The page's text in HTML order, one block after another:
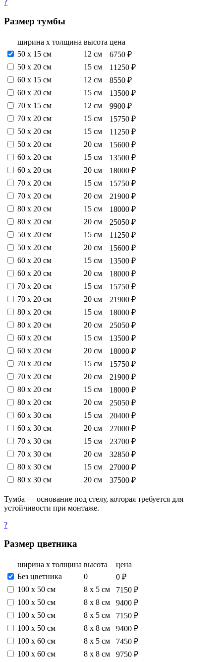
?
Размер тумбы
ширина х толщина высота цена
50 х 15 см
12 см
6750 ₽
50 х 20 см
15 см
11250 ₽
60 х 15 см
12 см
8550 ₽
60 х 20 см
15 см
13500 ₽
70 х 15 см
12 см
9900 ₽
70 х 20 см
15 см
15750 ₽
50 х 20 см
15 см
11250 ₽
50 х 20 см
20 см
15600 ₽
60 х 20 см
15 см
13500 ₽
60 х 20 см
20 см
18000 ₽
70 х 20 см
15 см
15750 ₽
70 х 20 см
20 см
21900 ₽
80 х 20 см
15 см
18000 ₽
80 х 20 см
20 см
25050 ₽
50 х 20 см
15 см
11250 ₽
50 х 20 см
20 см
15600 ₽
60 х 20 см
15 см
13500 ₽
60 х 20 см
20 см
18000 ₽
70 х 20 см
15 см
15750 ₽
70 х 20 см
20 см
21900 ₽
80 х 20 см
15 см
18000 ₽
80 х 20 см
20 см
25050 ₽
60 х 20 см
15 см
13500 ₽
60 х 20 см
20 см
18000 ₽
70 х 20 см
15 см
15750 ₽
70 х 20 см
20 см
21900 ₽
80 х 20 см
15 см
18000 ₽
80 х 20 см
20 см
25050 ₽
60 х 30 см
15 см
20400 ₽
60 х 30 см
20 см
27000 ₽
70 х 30 см
15 см
23700 ₽
70 х 30 см
20 см
32850 ₽
80 х 30 см
15 см
27000 ₽
80 х 30 см
20 см 37500 ₽
Тумба — основание под стелу, которая требуется для
устойчивости при монтаже.
?
Размер цветника
ширина х толщина высота
цена
Без цветника
0
0 ₽
100 х 50 см
8 х 5 см
7150 ₽
100 х 50 см
8 х 8 см
9400 ₽
100 х 50 см
8 х 5 см
7150 ₽
100 х 50 см
8 х 8 см
9400 ₽
100 х 60 см
8 х 5 см
7450 ₽
100 х 60 см
8 х 8 см
9750 ₽